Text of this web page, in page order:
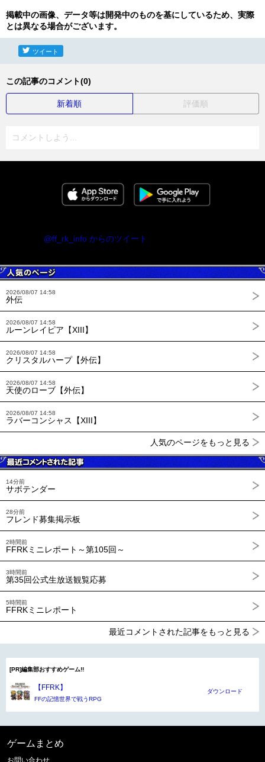
掲載中の画像、データ等は開発中のものを基にしているため、実際
とは異なる場合がございます。
ツイート
この記事のコメント(0)
新着順 評価順
コメントしよう...
@ff_rk_info からのツイート
2026/08/07 14:58
外伝
2026/08/07 14:58
ルーンレイピア【XIII】
2026/08/07 14:58
クリスタルハープ【外伝】
2026/08/07 14:58
天使のローブ【外伝】
2026/08/07 14:58
ラバーコンシャス【XIII】
人気のページをもっと見る
14分前
サボテンダー
28分前
フレンド募集掲示板
2時間前
FFRKミニレポート～第105回～
3時間前
第35回公式生放送観覧応募
5時間前
FFRKミニレポート
最近コメントされた記事をもっと見る
[PR]編集部おすすめゲーム!!
【FFRK】
FFの記憶世界で戦うRPG
ダウンロード
ゲームまとめ
お問い合わせ